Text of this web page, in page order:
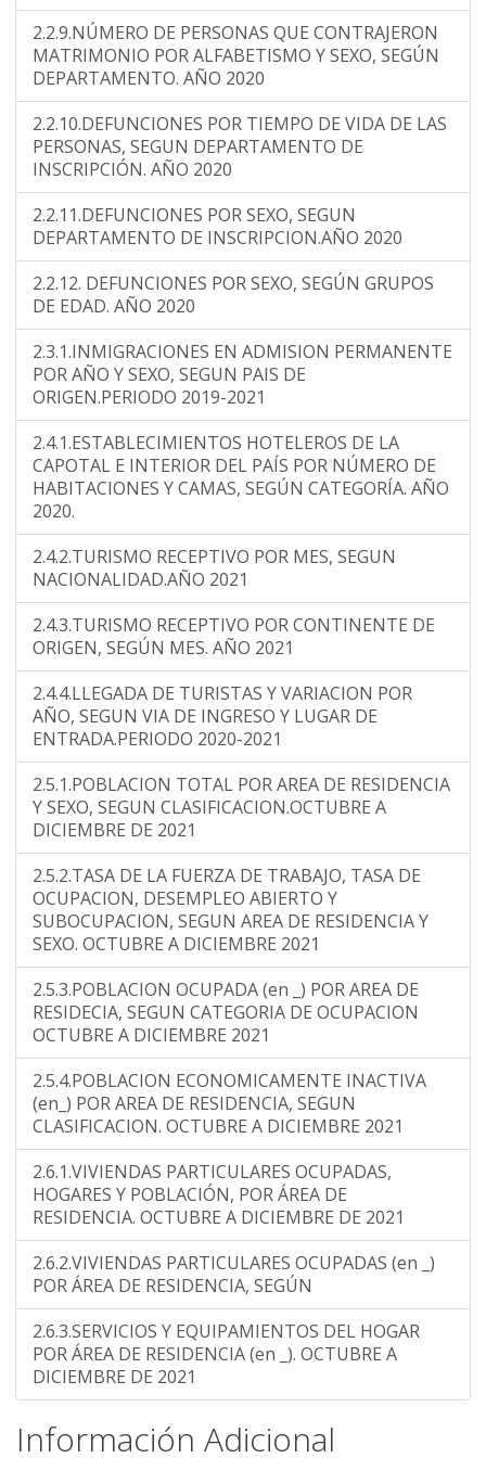
2.2.9.NÚMERO DE PERSONAS QUE CONTRAJERON
MATRIMONIO POR ALFABETISMO Y SEXO, SEGÚN
DEPARTAMENTO. AÑO 2020
2.2.10.DEFUNCIONES POR TIEMPO DE VIDA DE LAS
PERSONAS, SEGUN DEPARTAMENTO DE
INSCRIPCIÓN. AÑO 2020
2.2.11.DEFUNCIONES POR SEXO, SEGUN
DEPARTAMENTO DE INSCRIPCION.AÑO 2020
2.2.12. DEFUNCIONES POR SEXO, SEGÚN GRUPOS
DE EDAD. AÑO 2020
2.3.1.INMIGRACIONES EN ADMISION PERMANENTE
POR AÑO Y SEXO, SEGUN PAIS DE
ORIGEN.PERIODO 2019-2021
2.4.1.ESTABLECIMIENTOS HOTELEROS DE LA
CAPOTAL E INTERIOR DEL PAÍS POR NÚMERO DE
HABITACIONES Y CAMAS, SEGÚN CATEGORÍA. AÑO
2020.
2.4.2.TURISMO RECEPTIVO POR MES, SEGUN
NACIONALIDAD.AÑO 2021
2.4.3.TURISMO RECEPTIVO POR CONTINENTE DE
ORIGEN, SEGÚN MES. AÑO 2021
2.4.4.LLEGADA DE TURISTAS Y VARIACION POR
AÑO, SEGUN VIA DE INGRESO Y LUGAR DE
ENTRADA.PERIODO 2020-2021
2.5.1.POBLACION TOTAL POR AREA DE RESIDENCIA
Y SEXO, SEGUN CLASIFICACION.OCTUBRE A
DICIEMBRE DE 2021
2.5.2.TASA DE LA FUERZA DE TRABAJO, TASA DE
OCUPACION, DESEMPLEO ABIERTO Y
SUBOCUPACION, SEGUN AREA DE RESIDENCIA Y
SEXO. OCTUBRE A DICIEMBRE 2021
2.5.3.POBLACION OCUPADA (en _) POR AREA DE
RESIDECIA, SEGUN CATEGORIA DE OCUPACION
OCTUBRE A DICIEMBRE 2021
2.5.4.POBLACION ECONOMICAMENTE INACTIVA
(en_) POR AREA DE RESIDENCIA, SEGUN
CLASIFICACION. OCTUBRE A DICIEMBRE 2021
2.6.1.VIVIENDAS PARTICULARES OCUPADAS,
HOGARES Y POBLACIÓN, POR ÁREA DE
RESIDENCIA. OCTUBRE A DICIEMBRE DE 2021
2.6.2.VIVIENDAS PARTICULARES OCUPADAS (en _)
POR ÁREA DE RESIDENCIA, SEGÚN
2.6.3.SERVICIOS Y EQUIPAMIENTOS DEL HOGAR
POR ÁREA DE RESIDENCIA (en _). OCTUBRE A
DICIEMBRE DE 2021
Información Adicional